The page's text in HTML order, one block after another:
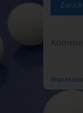
Zurück